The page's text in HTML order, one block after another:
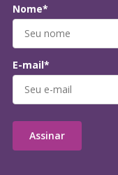
Nome*
E-mail*
Assinar